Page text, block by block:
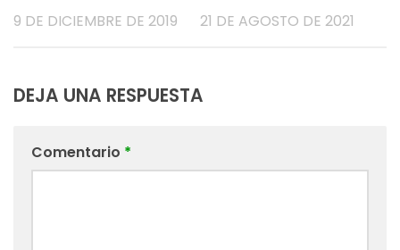
9 DE DICIEMBRE DE 2019 21 DE AGOSTO DE 2021
DEJA UNA RESPUESTA
Comentario *